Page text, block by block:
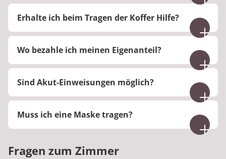
Es gibt eine begrenzte Anzahl kostenpflichtiger
Parkplätze in unmittelbarer Nähe der Klinik.
Erhalte ich beim Tragen der Koffer Hilfe?
Es stehen Kofferwagen zur Verfügung, mit denen
Sie Ihr Gepäck auf das Zimmer transportieren
können.
Wo bezahle ich meinen Eigenanteil?
Bitte bezahlen Sie den Eigenanteil an der
Rezeption der Rehaklinik.
Sind Akut-Einweisungen möglich?
Nein, Akut-Einweisungen sind leider nicht möglich.
Muss ich eine Maske tragen?
Maskenpflicht.
Fragen zum Zimmer